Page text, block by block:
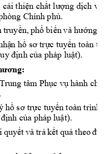
cải thiện chất lượng dịch vụ
Chính phủ.
truyền, phổ biếnvà hướng
n hồ sơ trực tuyến toàn
định của pháp luật).
ương:
tâm Phục vụ hành
hồ sơ trực tuyến toàn trình;
của pháp luật).
quyết và trảkết quả theo